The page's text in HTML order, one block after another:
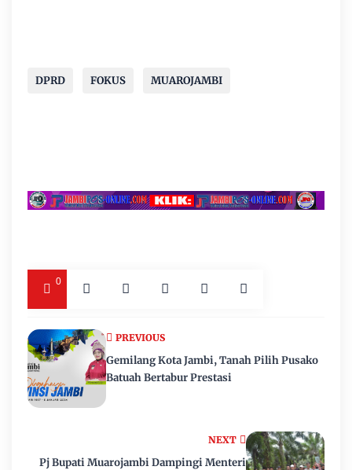
DPRD FOKUS MUAROJAMBI
0
NEXT
Pj Bupati Muarojambi Dampingi Menteri
PREVIOUS
Gemilang Kota Jambi, Tanah Pilih Pusako
Batuah Bertabur Prestasi